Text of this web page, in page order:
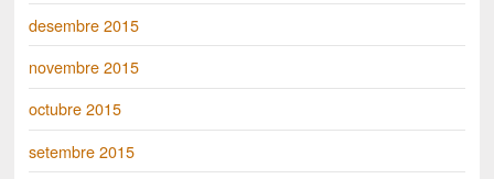
desembre 2015
novembre 2015
octubre 2015
setembre 2015